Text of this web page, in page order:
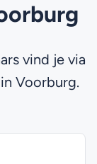
vind je via
Voorburg.